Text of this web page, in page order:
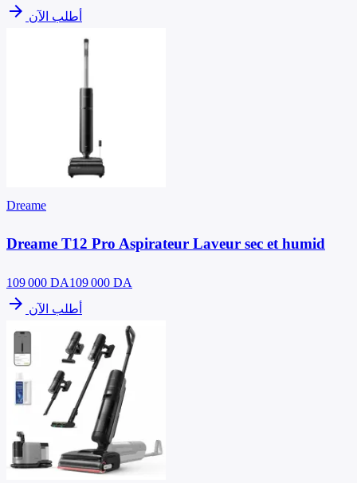
arrow_forward أطلب الآن
Dreame
Dreame T12 Pro Aspirateur Laveur sec et humid
109 000 DA109 000 DA
arrow_forward أطلب الآن